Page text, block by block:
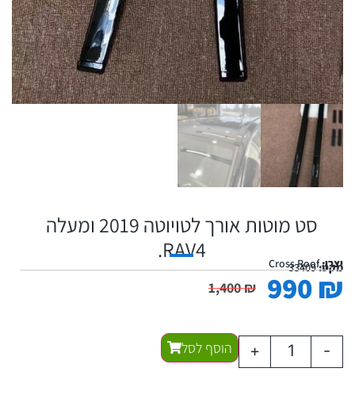
סט מוטות אורך לטויוטה 2019 ומעלה
RAV4.
יצרן:Cross Roofמקט:33409
1,400₪ 990₪
-
+ הוסף לסל